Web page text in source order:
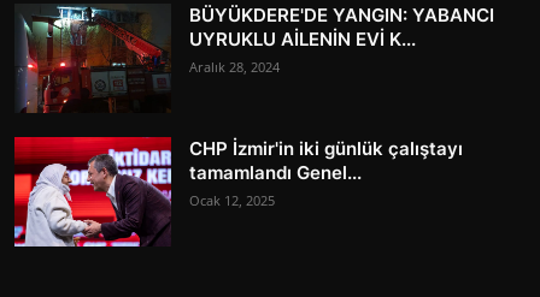
BÜYÜKDERE'DE YANGIN: YABANCI
UYRUKLU AİLENİN EVİ K...
Aralık 28, 2024
CHP İzmir'in iki günlük çalıştayı
tamamlandı Genel...
Ocak 12, 2025